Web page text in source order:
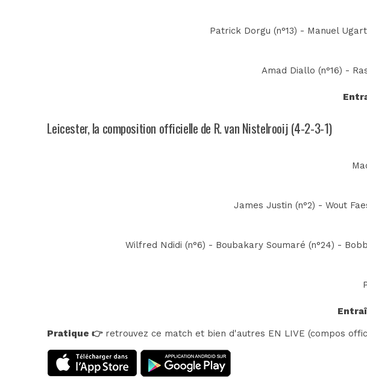
Patrick Dorgu (n°13) - Manuel
Amad Diallo (n°16) -
Leicester, la composition officielle de R. van Nistelrooij (4-2-3-1)
James Justin (n°2) - Wout
Wilfred Ndidi (n°6) - Boubakary Soumaré (n°24) -
Pratique 👉retrouvez ce match et bien d'autres EN LIVE (compos